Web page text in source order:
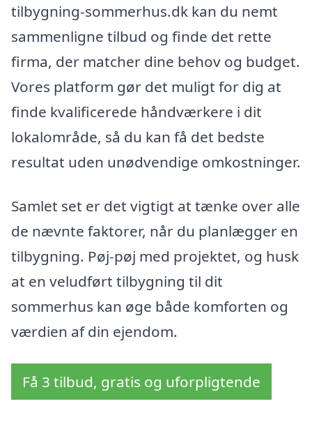
tilbygning-sommerhus.dk kan du nemt
sammenligne tilbud og finde det rette
firma, der matcher dine behov og budget.
Vores platform gør det muligt for dig at
finde kvalificerede håndværkere i dit
lokalområde, så du kan få det bedste
resultat uden unødvendige omkostninger.
Samlet set er det vigtigt at tænke over alle
de nævnte faktorer, når du planlægger en
tilbygning. Pøj-pøj med projektet, og husk
at en veludført tilbygning til dit
sommerhus kan øge både komforten og
værdien af din ejendom.
Få 3 tilbud, gratis og uforpligtende